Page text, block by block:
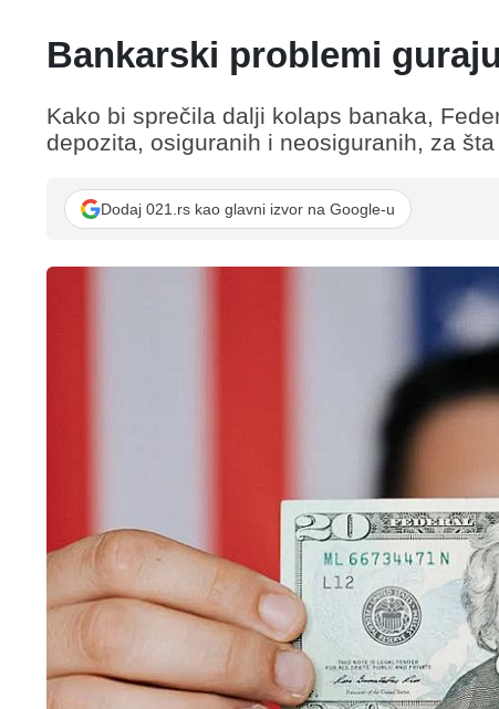
Bankarski problemi
Kako bi sprečila dalji kolaps banaka,
depozita, osiguranih i neosiguranih, za
Dodaj 021.rs kao glavni izvor na Google-u